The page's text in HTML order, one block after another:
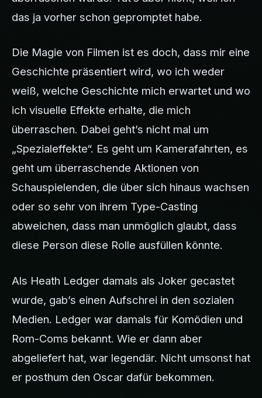
das ja vorher schon gepromptet habe.
Die Magie von Filmen ist es doch, dass mir eine
Geschichte präsentiert wird, wo ich weder
weiß, welche Geschichte mich erwartet und wo
ich visuelle Effekte erhalte, die mich
überraschen. Dabei geht’s nicht mal um
„Spezialeffekte“. Es geht um Kamerafahrten, es
geht um überraschende Aktionen von
Schauspielenden, die über sich hinaus wachsen
oder so sehr von ihrem Type-Casting
abweichen, dass man unmöglich glaubt, dass
diese Person diese Rolle ausfüllen könnte.
Als Heath Ledger damals als Joker gecastet
wurde, gab’s einen Aufschrei in den sozialen
Medien. Ledger war damals für Komödien und
Rom-Coms bekannt. Wie er dann aber
abgeliefert hat, war legendär. Nicht umsonst hat
er posthum den Oscar dafür bekommen.